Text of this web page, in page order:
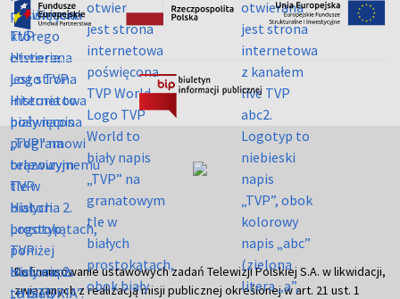
Dofinansowanie ustawowych zadań Telewizji Polskiej S.A. w likwidacji,
związanych z realizacją misji publicznej określonej w art. 21 ust. 1